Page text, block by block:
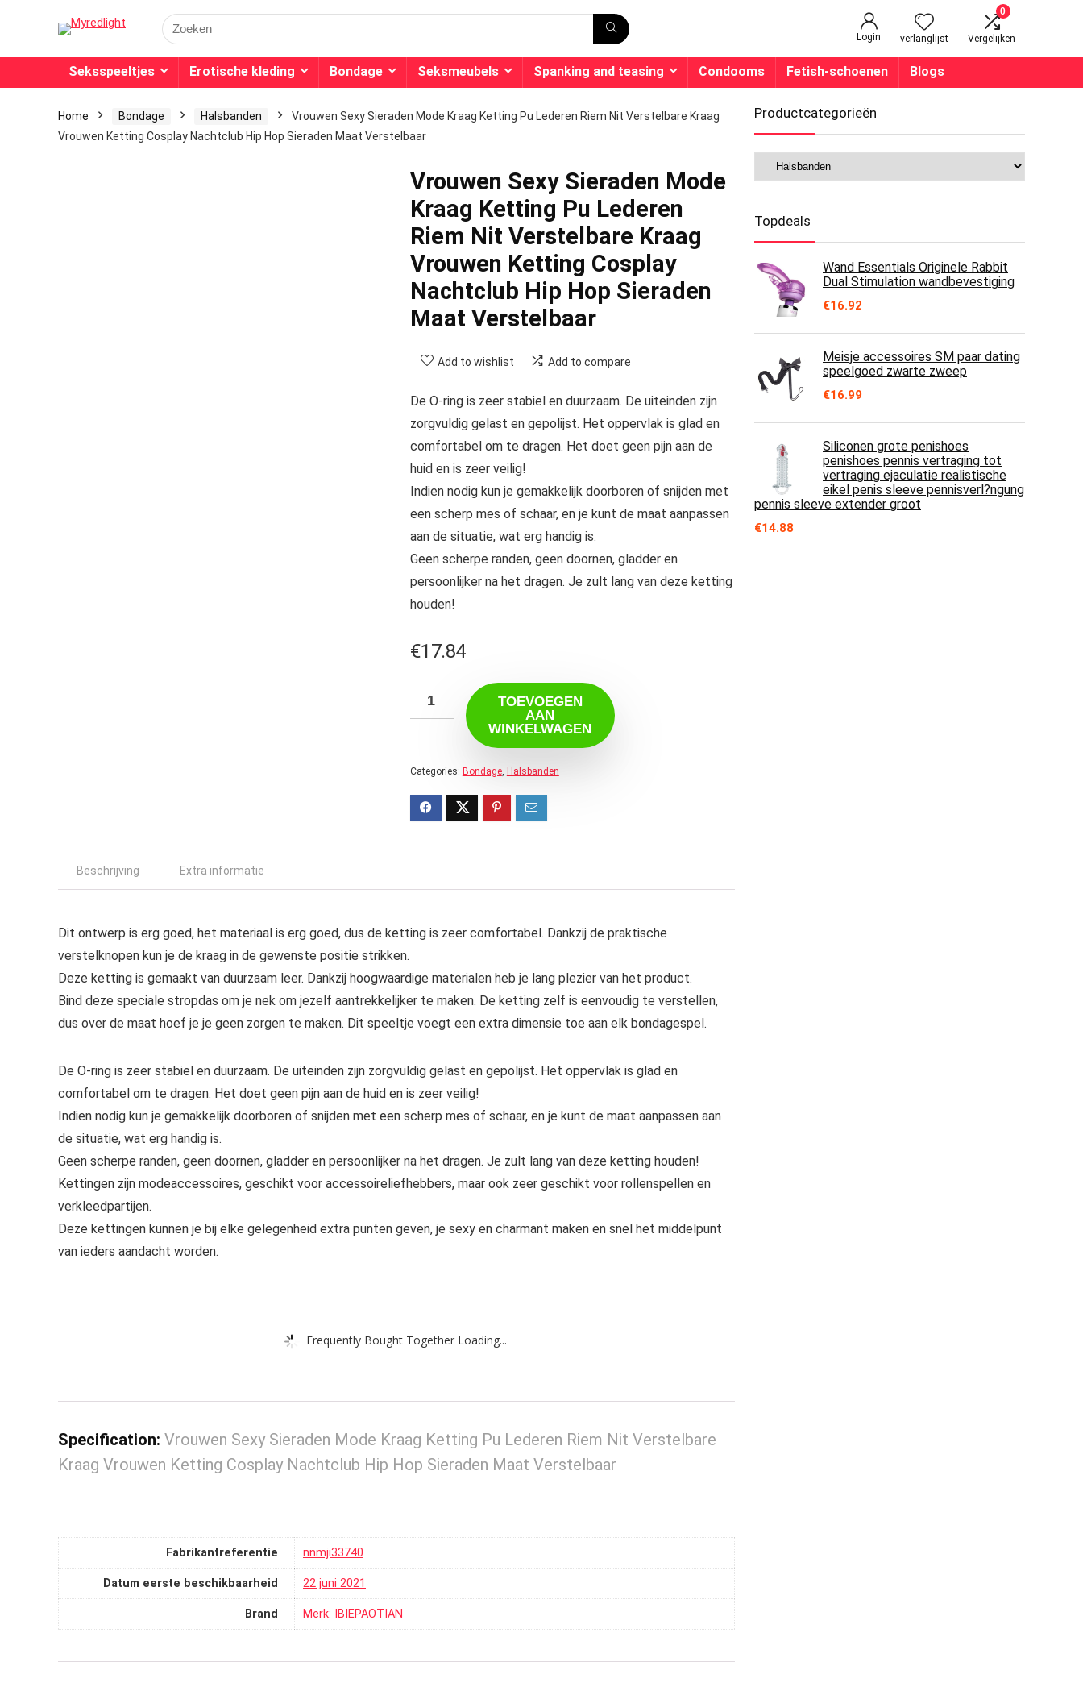
Search
for:
Login verlanglijst
0
Vergelijken
Seksspeeltjes Erotische kleding Bondage Seksmeubels Spanking and teasing Condooms Fetish-schoenen Blogs
Home Bondage Halsbanden
Vrouwen Sexy Sieraden Mode Kraag Ketting Pu Lederen Riem Nit Verstelbare Kraag
Vrouwen Ketting Cosplay Nachtclub Hip Hop Sieraden Maat Verstelbaar
Vrouwen Sexy Sieraden Mode
Kraag Ketting Pu Lederen
Riem Nit Verstelbare Kraag
Vrouwen Ketting Cosplay
Nachtclub Hip Hop Sieraden
Maat Verstelbaar
Add to wishlist Add to compare
De O-ring is zeer stabiel en duurzaam. De uiteinden zijn
zorgvuldig gelast en gepolijst. Het oppervlak is glad en
comfortabel om te dragen. Het doet geen pijn aan de
huid en is zeer veilig!
Indien nodig kun je gemakkelijk doorboren of snijden met
een scherp mes of schaar, en je kunt de maat aanpassen
aan de situatie, wat erg handig is.
Geen scherpe randen, geen doornen, gladder en
persoonlijker na het dragen. Je zult lang van deze ketting
houden!
€17.84
TOEVOEGEN
AAN
WINKELWAGEN
Categories: Bondage, Halsbanden
Beschrijving Extra informatie
Dit ontwerp is erg goed, het materiaal is erg goed, dus de ketting is zeer comfortabel. Dankzij de praktische
verstelknopen kun je de kraag in de gewenste positie strikken.
Deze ketting is gemaakt van duurzaam leer. Dankzij hoogwaardige materialen heb je lang plezier van het product.
Bind deze speciale stropdas om je nek om jezelf aantrekkelijker te maken. De ketting zelf is eenvoudig te verstellen,
dus over de maat hoef je je geen zorgen te maken. Dit speeltje voegt een extra dimensie toe aan elk bondagespel.
De O-ring is zeer stabiel en duurzaam. De uiteinden zijn zorgvuldig gelast en gepolijst. Het oppervlak is glad en
comfortabel om te dragen. Het doet geen pijn aan de huid en is zeer veilig!
Indien nodig kun je gemakkelijk doorboren of snijden met een scherp mes of schaar, en je kunt de maat aanpassen aan
de situatie, wat erg handig is.
Geen scherpe randen, geen doornen, gladder en persoonlijker na het dragen. Je zult lang van deze ketting houden!
Kettingen zijn modeaccessoires, geschikt voor accessoireliefhebbers, maar ook zeer geschikt voor rollenspellen en
verkleedpartijen.
Deze kettingen kunnen je bij elke gelegenheid extra punten geven, je sexy en charmant maken en snel het middelpunt
van ieders aandacht worden.
Frequently Bought Together Loading...
Specification: Vrouwen Sexy Sieraden Mode Kraag Ketting Pu Lederen Riem Nit Verstelbare
Kraag Vrouwen Ketting Cosplay Nachtclub Hip Hop Sieraden Maat Verstelbaar
Fabrikantreferentie nnmji33740
Datum eerste beschikbaarheid 22 juni 2021
Brand Merk: IBIEPAOTIAN
Productcategorieën
Topdeals
Wand Essentials Originele Rabbit
Dual Stimulation wandbevestiging
€16.92
Meisje accessoires SM paar dating
speelgoed zwarte zweep
€16.99
Siliconen grote penishoes
penishoes pennis vertraging tot
vertraging ejaculatie realistische
eikel penis sleeve pennisverl?ngung
pennis sleeve extender groot
€14.88